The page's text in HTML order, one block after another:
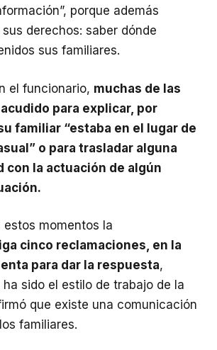
porque además
derechos: saber dónde
sus familiares.
el funcionario, muchas de las
para explicar, por
familiar “estaba en el lugar de
o para trasladar alguna
con la actuación de algún
estos momentos la
cinco reclamaciones, en la
para dar la respuesta,
ha sido el estilo de trabajo de la
que existe una comunicación
familiares.